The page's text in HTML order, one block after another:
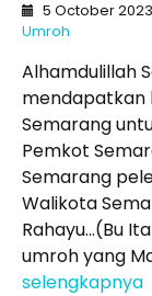
5 October 2023
Umroh
Alhamdulillah
mendapatkan
Semarang
Pemkot
Semarang
Walikota
Rahayu…(Bu
umroh yang
selengkapnya